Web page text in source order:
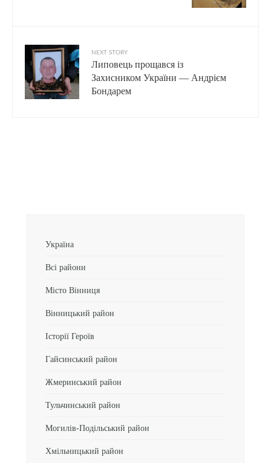
NEXT STORY
Липовець прощався із
Захисником України — Андрієм
Бондарем
Україна
Всі райони
Місто Вінниця
Вінницький район
Історії Героїв
Гайсинський район
Жмеринський район
Тульчинський район
Могилів-Подільський район
Хмільницький район